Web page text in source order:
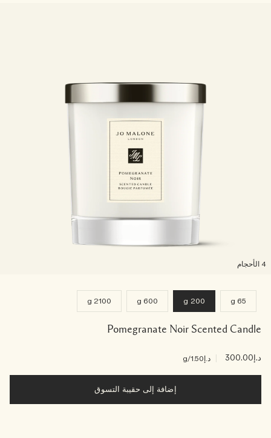
65 g
200 g
600 g
2100 g
Pomegranate Noir Scented Candle
د.إ300.00 د.إ1.50 /g
إضافة إلى حقيبة التسوق